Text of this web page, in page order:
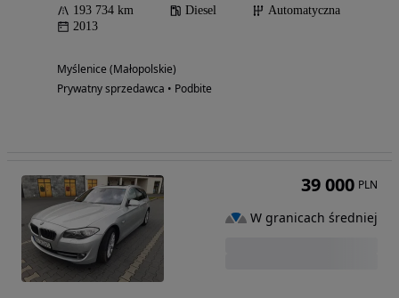
193 734 km Diesel
Automatyczna
2013
Myślenice (Małopolskie)
Prywatny sprzedawca • Podbite
39 000 PLN
W granicach średniej